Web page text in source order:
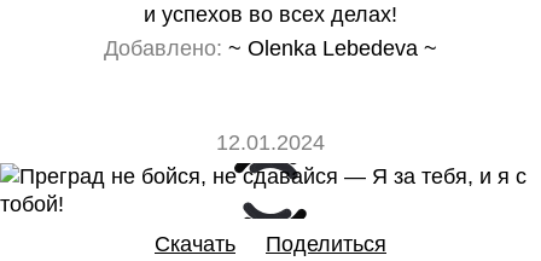
и успехов во всех делах!
Добавлено: ~ Olenka Lebedeva ~
12.01.2024
Скачать
Поделиться